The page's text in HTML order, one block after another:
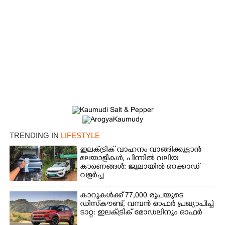
TRENDING IN LIFESTYLE
ഇലക്ട്രിക് വാഹനം വാങ്ങിക്കൂട്ടാൻ
മലയാളികൾ, പിന്നിൽ വലിയ
കാരണങ്ങൾ: ജൂലായിൽ റെക്കാഡ്
വളർച്ച
കാറുകൾക്ക് 77,000 രൂപയുടെ
ഡിസ്കൗണ്ട്, വമ്പൻ ഓഫർ പ്രഖ്യാപിച്ച്
ടാറ്റ: ഇലക്ട്രിക് മോഡലിനും ഓഫർ